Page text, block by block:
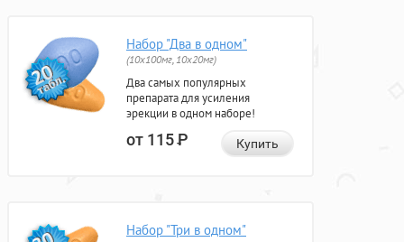
Набор "Два в одном"
(10x100мг, 10x20мг)
Два самых популярных
препарата для усиления
эрекции в одном наборе!
от 115Р Купить
Набор "Три в одном"